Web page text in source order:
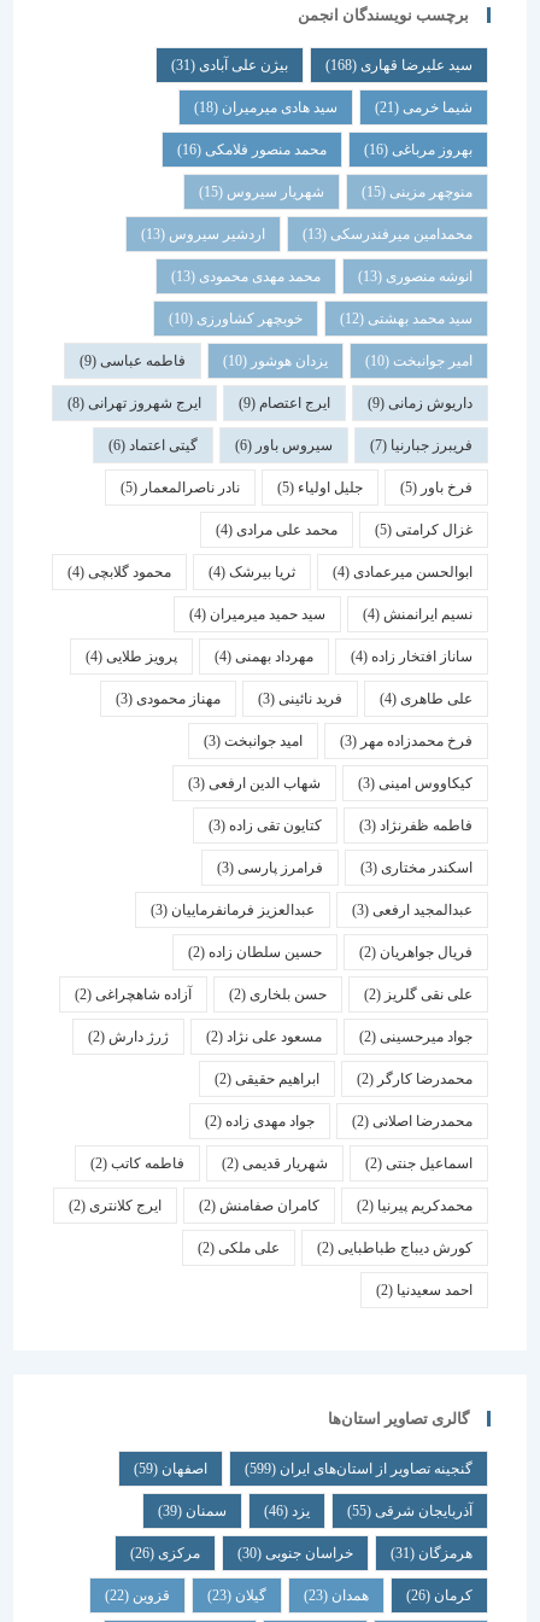
برچسب نویسندگان انجمن
سید علیرضا قهاری(168) بیژن علی آبادی(31)
شیما خرمی(21) سید هادی میرمیران(18)
بهروز مرباغی (16) محمد منصور فلامکی (16)
منوچهر مزینی(15) شهریار سیروس(15)
محمدامین میرفندرسکی(13) اردشیر سیروس(13)
انوشه منصوری(13) محمد مهدی محمودی(13)
سید محمد بهشتی(12) خوبچهر کشاورزی(10)
امیر جوانبخت(10) یزدان هوشور(10) فاطمه عباسی(9)
داریوش زمانی(9) ایرج اعتصام(9) ایرج شهروز تهرانی(8)
فریبرز جبارنیا(7) سیروس باور(6) گیتی اعتماد(6)
فرخ باور(5) جلیل اولیاء(5) نادر ناصرالمعمار (5)
غزال کرامتی(5) محمد علی مرادی(4)
ابوالحسن میرعمادی(4) ثریا بیرشک(4) محمود گلابچی(4)
نسیم ایرانمنش(4) سید حمید میرمیران(4)
ساناز افتخار زاده(4) مهرداد بهمنی (4) پرویز طلایی(4)
علی طاهری(4) فرید نائینی(3) مهناز محمودی(3)
فرخ محمدزاده مهر(3) امید جوانبخت(3)
کیکاووس امینی(3) شهاب الدین ارفعی(3)
فاطمه ظفرنژاد(3) کتایون تقی زاده(3)
اسكندر مختاری (3) فرامرز پارسی(3)
عبدالمجید ارفعی(3) عبدالعزیز فرمانفرماییان(3)
فریال جواهریان(2) حسین سلطان زاده(2)
علی نقی گلریز(2) حسن بلخاری(2) آزاده شاهچراغی(2)
جواد میرحسینی(2) مسعود علی نژاد(2) ژرژ دارش (2)
محمدرضا کارگر(2) ابراهیم حقیقی(2)
محمدرضا اصلانی(2) جواد مهدی زاده(2)
اسماعیل جنتی(2) شهریار قدیمی(2) فاطمه کاتب(2)
محمدکریم پیرنیا (2) کامران صفامنش(2) ایرج کلانتری (2)
کورش دیباج طباطبایی(2) علی ملکی(2)
احمد سعیدنیا (2)
گالری تصاویر استان‌ها
گنجینه تصاویر از استان‌های ایران(599) اصفهان (59)
آذربایجان شرقی(55) یزد سمنان (39)
هرمزگان(31) خراسان جنوبی(30) مرکزی (26)
همدان گیلان قزوین